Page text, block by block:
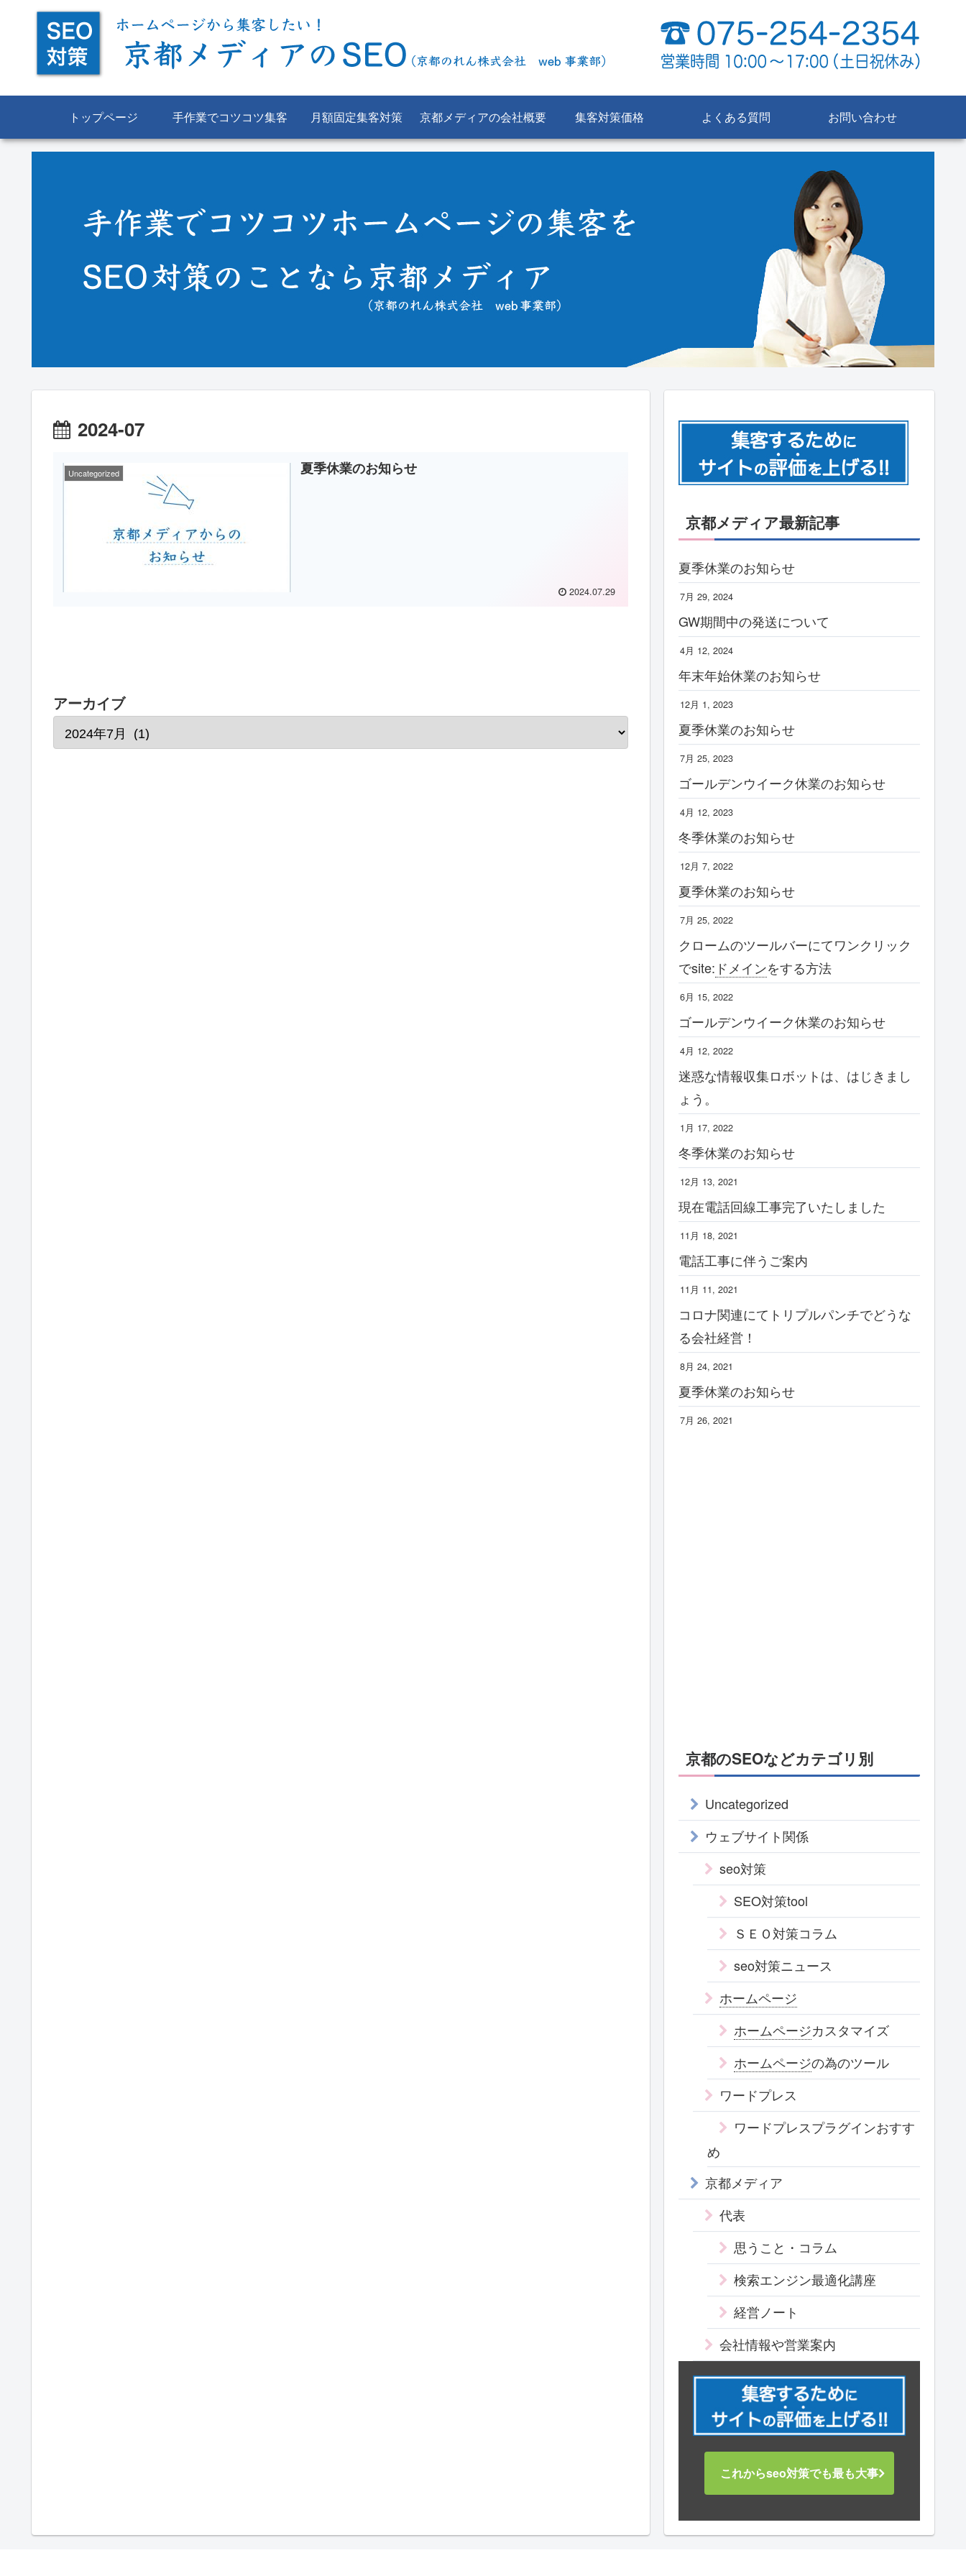
トップページ 手作業でコツコツ集客 月額固定集客対策 京都メディアの会社概要 集客対策価格 よくある質問 お問い合わせ
2024-07
Uncategorized 夏季休業のお知らせ
2024.07.29
アーカイブ
京都メディア最新記事
夏季休業のお知らせ
7月 29, 2024
GW期間中の発送について
4月 12, 2024
年末年始休業のお知らせ
12月 1, 2023
夏季休業のお知らせ
7月 25, 2023
ゴールデンウイーク休業のお知らせ
4月 12, 2023
冬季休業のお知らせ
12月 7, 2022
夏季休業のお知らせ
7月 25, 2022
クロームのツールバーにてワンクリック
でsite: ドメインをする方法
6月 15, 2022
ゴールデンウイーク休業のお知らせ
4月 12, 2022
迷惑な情報収集ロボットは、はじきまし
ょう。
1月 17, 2022
冬季休業のお知らせ
12月 13, 2021
現在電話回線工事完了いたしました
11月 18, 2021
電話工事に伴うご案内
11月 11, 2021
コロナ関連にてトリプルパンチでどうな
る会社経営！
8月 24, 2021
夏季休業のお知らせ
7月 26, 2021
京都のSEOなどカテゴリ別
Uncategorized
ウェブサイト関係
seo対策
SEO対策tool
ＳＥＯ対策コラム
seo対策ニュース
ホームページ
ホームページカスタマイズ
ホームページの為のツール
ワードプレス
ワードプレスプラグインおすす
め
京都メディア
代表
思うこと・コラム
検索エンジン最適化講座
経営ノート
会社情報や営業案内
これからseo対策でも最も大事